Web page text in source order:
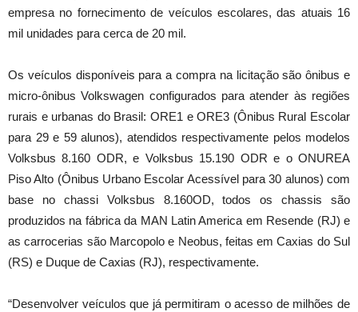
empresa no fornecimento de veículos escolares, das atuais 16
mil unidades para cerca de 20 mil.
Os veículos disponíveis para a compra na licitação são ônibus e
micro-ônibus Volkswagen configurados para atender às regiões
rurais e urbanas do Brasil: ORE1 e ORE3 (Ônibus Rural Escolar
para 29 e 59 alunos), atendidos respectivamente pelos modelos
Volksbus 8.160 ODR, e Volksbus 15.190 ODR e o ONUREA
Piso Alto (Ônibus Urbano Escolar Acessível para 30 alunos) com
base no chassi Volksbus 8.160OD, todos os chassis são
produzidos na fábrica da MAN Latin America em Resende (RJ) e
as carrocerias são Marcopolo e Neobus, feitas em Caxias do Sul
(RS) e Duque de Caxias (RJ), respectivamente.
“Desenvolver veículos que já permitiram o acesso de milhões de